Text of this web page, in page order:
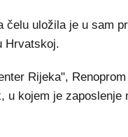
čelu uložila je u sam
Hrvatskoj.
Rijeka",
u kojem je zaposlenje